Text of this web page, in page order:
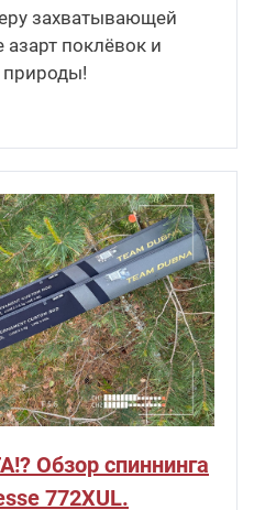
захватывающей
азарт поклёвок и
природы!
Обзор спиннинга
772XUL.